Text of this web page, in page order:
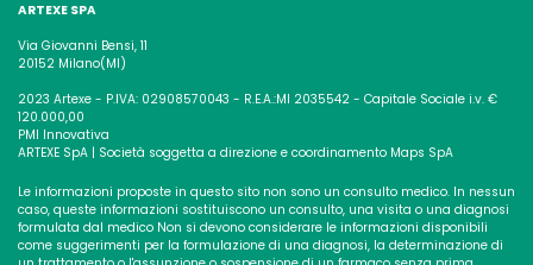
ARTEXE SPA
Via Giovanni Bensi, 11
20152 Milano(MI)
2023 Artexe - P.IVA: 02908570043 - R.E.A.:MI 2035542 - Capitale Sociale i.v. €
120.000,00
PMI Innovativa
ARTEXE SpA | Società soggetta a direzione e coordinamento Maps SpA
Le informazioni proposte in questo sito non sono un consulto medico. In nessun
caso, queste informazioni sostituiscono un consulto, una visita o una diagnosi
formulata dal medico Non si devono considerare le informazioni disponibili
come suggerimenti per la formulazione di una diagnosi, la determinazione di